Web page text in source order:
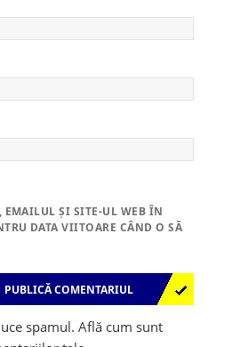
EMAILUL ȘI SITE-UL WEB ÎN
DATA VIITOARE CÂND O SĂ
spamul. Află cum sunt